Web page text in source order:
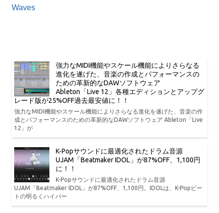
Waves
強力なMIDI機能やスケール機能によりさらなる
進化を遂げた、音楽の作成とパフォーマンスの
ための革新的なDAWソフトウェア
Ableton「Live 12」各種エディションとアップグ
レード版が25%OFF過去最安値に！！
強力なMIDI機能やスケール機能によりさらなる進化を遂げた、音楽の作
成とパフォーマンスのための革新的なDAWソフトウェア Ableton「Live
12」が
K-Popサウンドに最適化されたドラム音源
UJAM「Beatmaker IDOL」が87%OFF、1,100円
に！！
K-Popサウンドに最適化されたドラム音源
UJAM「Beatmaker IDOL」が87%OFF、1,100円。IDOLは、K-Popビー
トの明るくハイパー